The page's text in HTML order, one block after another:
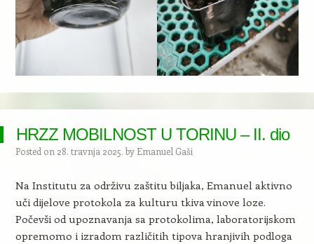
HRZZ MOBILNOST U TORINU – II. dio
Posted on 28. travnja 2025. by Emanuel Gaši
Na Institutu za održivu zaštitu biljaka, Emanuel aktivno
uči dijelove protokola za kulturu tkiva vinove loze.
Počevši od upoznavanja sa protokolima, laboratorijskom
opremomo i izradom različitih tipova hranjivih podloga